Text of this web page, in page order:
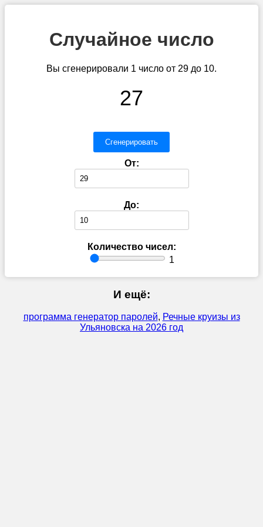
Случайное число
Вы сгенерировали 1 число от 29 до 10.
27
Сгенерировать
От:
До:
Количество чисел:
1
И ещё:
программа генератор паролей, Речные круизы из
Ульяновска на 2026 год